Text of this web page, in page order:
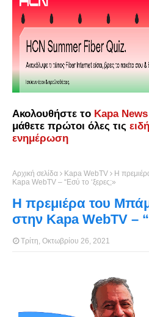
Ακολουθήστε το Kapa
μάθετε πρώτοι όλες τις
ενημέρωση
Αρχική σελίδα Kapa WebTV
Η
Kapa WebTV – “Εσύ το ‘ξερες;»
Η πρεμιέρα του
στην Kapa WebTV –
Τρίτη, Οκτωβρίου 26, 2021